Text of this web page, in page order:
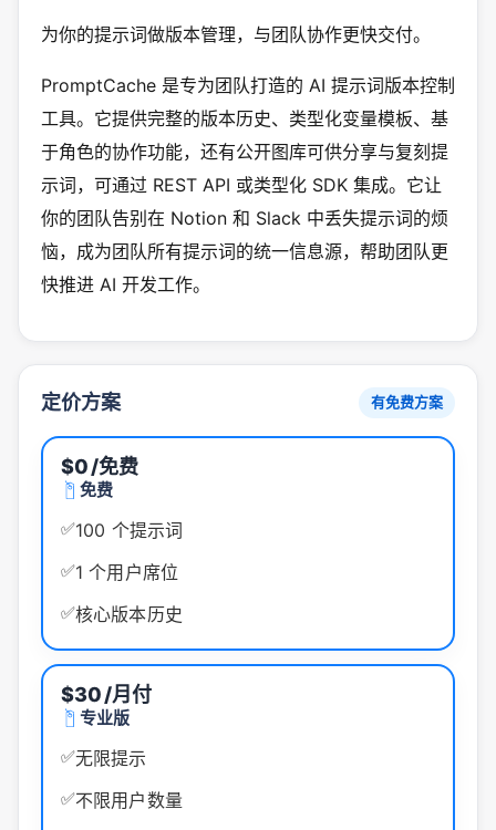
为你的提示词做版本管理，与团队协作更快交付。
PromptCache 是专为团队打造的 AI 提示词版本控制
工具。它提供完整的版本历史、类型化变量模板、基
于角色的协作功能，还有公开图库可供分享与复刻提
示词，可通过 REST API 或类型化 SDK 集成。它让
你的团队告别在 Notion 和 Slack 中丢失提示词的烦
恼，成为团队所有提示词的统一信息源，帮助团队更
快推进 AI 开发工作。
定价方案 有免费方案
$0/免费
免费
✅100 个提示词
✅1 个用户席位
✅核心版本历史
$30/月付
专业版
✅无限提示
✅不限用户数量